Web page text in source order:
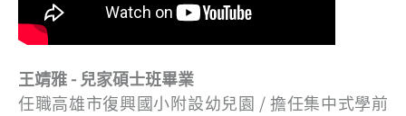
王靖雅 - 兒家碩士班畢業
任職高雄市復興國小附設幼兒園 / 擔任集中式學前